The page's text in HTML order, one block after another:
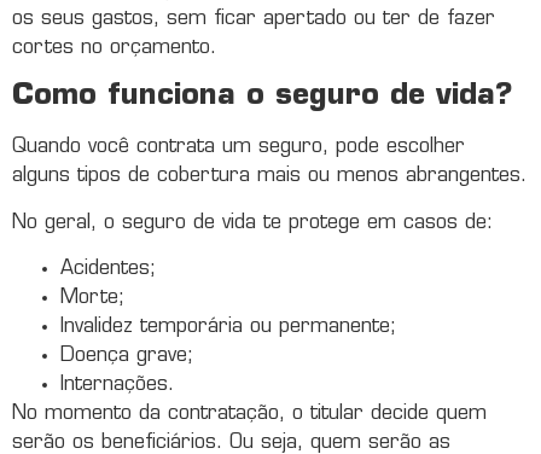
os seus gastos, sem ficar apertado ou ter de fazer
cortes no orçamento.
Como funciona o seguro de vida?
Quando você contrata um seguro, pode escolher
alguns tipos de cobertura mais ou menos abrangentes.
No geral, o seguro de vida te protege em casos de:
Acidentes;
Morte;
Invalidez temporária ou permanente;
Doença grave;
Internações.
No momento da contratação, o titular decide quem
serão os beneficiários. Ou seja, quem serão as